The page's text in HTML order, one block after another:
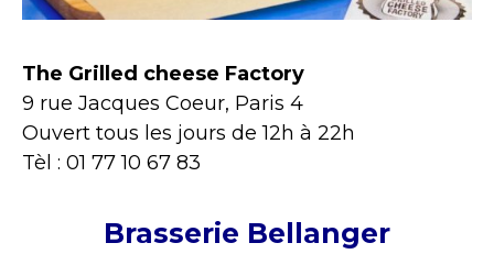
The Grilled cheese Factory
9 rue Jacques Coeur, Paris 4
Ouvert tous les jours de 12h à 22h
Tèl : 01 77 10 67 83
Brasserie Bellanger